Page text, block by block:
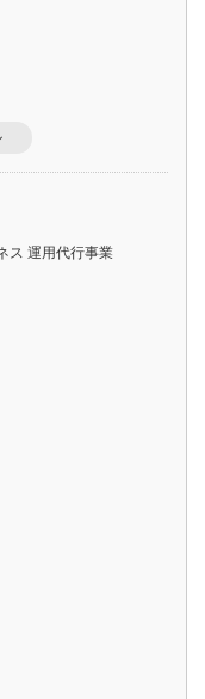
ス 運用代行事業